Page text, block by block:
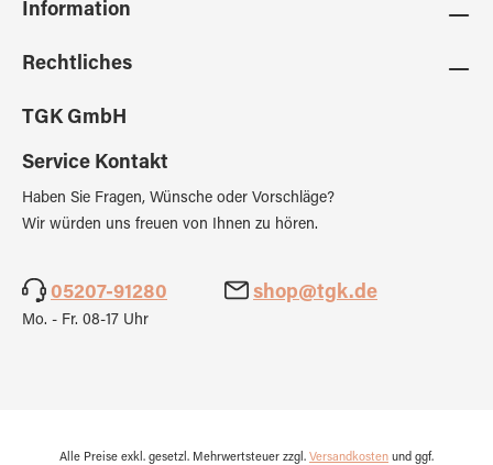
Information
Rechtliches
TGK GmbH
Service Kontakt
Haben Sie Fragen, Wünsche oder Vorschläge?
Wir würden uns freuen von Ihnen zu hören.
05207-91280 shop@tgk.de
Mo. - Fr. 08-17 Uhr
Alle Preise exkl. gesetzl. Mehrwertsteuer zzgl. Versandkosten und ggf.